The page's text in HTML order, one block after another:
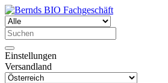
Einstellungen
Versandland